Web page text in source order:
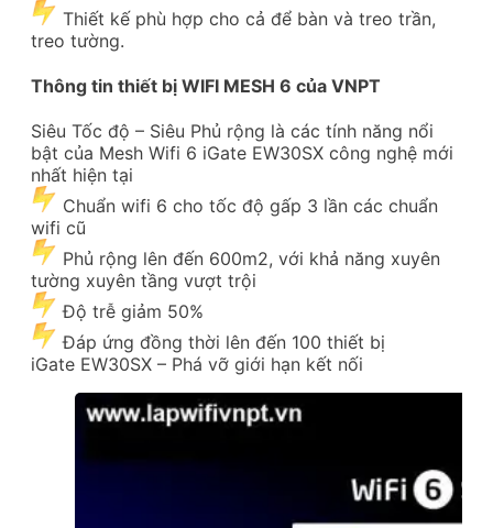
Thiết kế phù hợp cho cả để bàn và treo trần,
treo tường.
Thông tin thiết bị WIFI MESH 6 của VNPT
Siêu Tốc độ – Siêu Phủ rộng là các tính năng nổi
bật của Mesh Wifi 6 iGate EW30SX công nghệ mới
nhất hiện tại
Chuẩn wifi 6 cho tốc độ gấp 3 lần các chuẩn
wifi cũ
Phủ rộng lên đến 600m2, với khả năng xuyên
tường xuyên tầng vượt trội
Độ trễ giảm 50%
Đáp ứng đồng thời lên đến 100 thiết bị
iGate EW30SX – Phá vỡ giới hạn kết nối